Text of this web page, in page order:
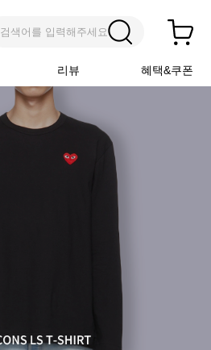
검색어를 입력해주세요
리뷰 혜택&쿠폰